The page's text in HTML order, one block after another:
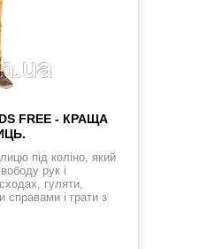
FREE - КРАЩА
під коліно, який
рук і
гуляти,
справами і грати з